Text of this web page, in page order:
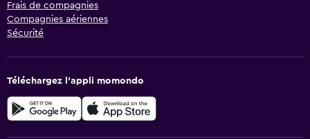
Frais de compagnies
Compagnies aériennes
Sécurité
Téléchargez l’appli momondo